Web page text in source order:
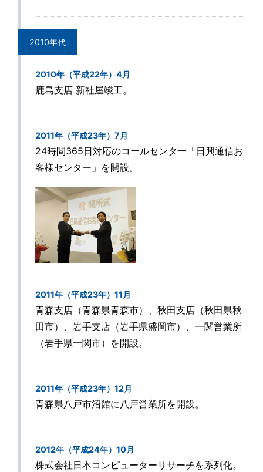
2010年代
2010年（平成22年）4月
鹿島支店 新社屋竣工。
2011年（平成23年）7月
24時間365日対応のコールセンター「日興通信お
客様センター」を開設。
2011年（平成23年）11月
青森支店（青森県青森市）、秋田支店（秋田県秋
田市）、岩手支店（岩手県盛岡市）、一関営業所
（岩手県一関市）を開設。
2011年（平成23年）12月
青森県八戸市沼館に八戸営業所を開設。
2012年（平成24年）10月
株式会社日本コンピューターリサーチを系列化。